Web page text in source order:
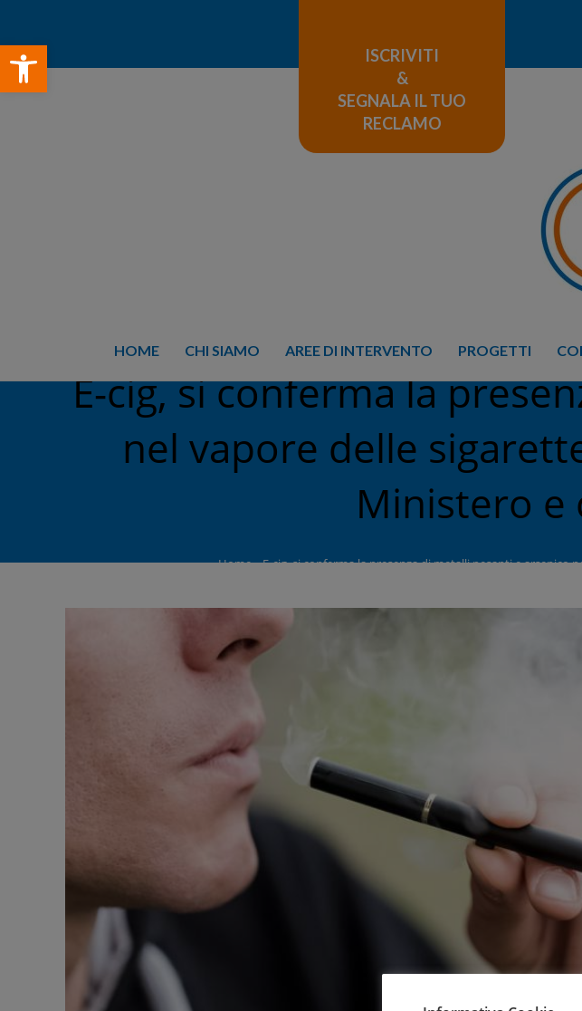
Open toolbar
ISCRIVITI
&
SEGNALA IL TUO
RECLAMO
HOME CHI SIAMO AREE DI INTERVENTO PROGETTI
E-cig, si conferma la
nel vapore delle
Ministero e
Home»E-cig, si conferma la presenza di metalli pesanti e